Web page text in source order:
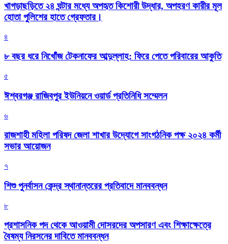
খাগড়াছড়িতে ২৪ ঘন্টার মধ্যে অপহৃত কিশোরী উদ্ধার, অপহরণ কারীর মূল
হোতা পুলিশের হাতে গ্রেফতার।
৪
৮ বছর ধরে নিখোঁজ টেকনাফের আব্দুল্লাহ: ফিরে পেতে পরিবারের আকুতি
৫
ঈশ্বরগঞ্জ রাজিবপুর ইউনিয়নে ওয়ার্ড প্রতিনিধি সম্মেলন
৬
রাজশাহী মহিলা পরিষদ জেলা শাখার উদ্যোগে সাংগঠনিক পক্ষ ২০২৪ কর্মী
সভার আয়োজন
৭
শিশু পুনর্বাসন কেন্দ্র স্থানান্তরের প্রতিবাদে মানববন্ধন
৮
প্রশাসনিক পদ থেকে আওয়ামী দোসরদের অপসারণ এবং শিক্ষাক্ষেত্রে
বৈষম্য নিরসনের দাবিতে মানববন্ধন